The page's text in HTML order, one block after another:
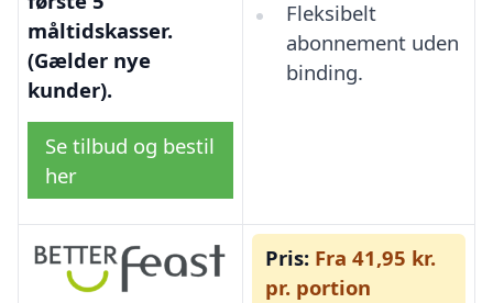
måltidskasser.
(Gælder nye
kunder).
Se tilbud og bestil
her
Fleksibelt
abonnement uden
binding.
Pris: Fra 41,95 kr.
pr. portion